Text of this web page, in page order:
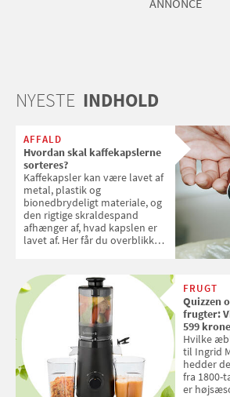
NYESTE INDHOLD
AFFALD
Hvordan skal kaffekapslerne
sorteres?
Kaffekapsler kan være lavet af
metal, plastik og
bionedbrydeligt materiale, og
den rigtige skraldespand
afhænger af, hvad kapslen er
lavet af. Her får du overblikket
FRUGT
Quizzen
frugter:
599
Hvilke
til Ingrid
hedder
fra 1800-
er